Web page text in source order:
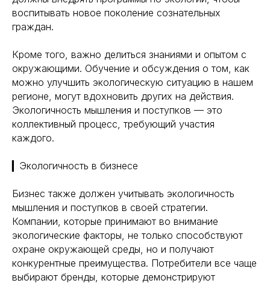
воспитывать новое поколение сознательных
граждан.
Кроме того, важно делиться знаниями и опытом с
окружающими. Обучение и обсуждения о том, как
можно улучшить экологическую ситуацию в нашем
регионе, могут вдохновить других на действия.
Экологичность мышления и поступков — это
коллективный процесс, требующий участия
каждого.
▎Экологичность в бизнесе
Бизнес также должен учитывать экологичность
мышления и поступков в своей стратегии.
Компании, которые принимают во внимание
экологические факторы, не только способствуют
охране окружающей среды, но и получают
конкурентные преимущества. Потребители все чаще
выбирают бренды, которые демонстрируют